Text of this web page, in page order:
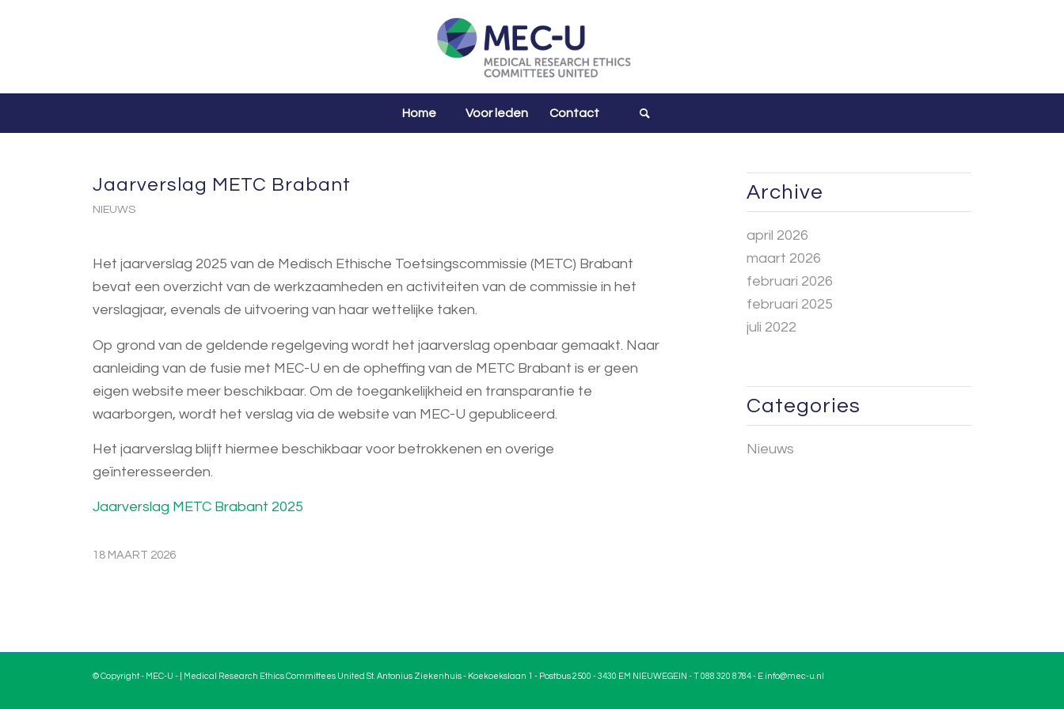
Home Voor leden Contact
Jaarverslag METC Brabant
NIEUWS
Het jaarverslag 2025 van de Medisch Ethische Toetsingscommissie (METC) Brabant
bevat een overzicht van de werkzaamheden en activiteiten van de commissie in het
verslagjaar, evenals de uitvoering van haar wettelijke taken.
Op grond van de geldende regelgeving wordt het jaarverslag openbaar gemaakt. Naar
aanleiding van de fusie met MEC-U en de opheffing van de METC Brabant is er geen
eigen website meer beschikbaar. Om de toegankelijkheid en transparantie te
waarborgen, wordt het verslag via de website van MEC-U gepubliceerd.
Het jaarverslag blijft hiermee beschikbaar voor betrokkenen en overige
geïnteresseerden.
Jaarverslag METC Brabant 2025
18 MAART 2026
Archive
april 2026
maart 2026
februari 2026
februari 2025
juli 2022
Categories
Nieuws
© Copyright - MEC-U - | Medical Research Ethics Committees United St. Antonius Ziekenhuis - Koekoekslaan 1 - Postbus 2500 - 3430 EM NIEUWEGEIN - T 088 320 8784 - E info@mec-u.nl